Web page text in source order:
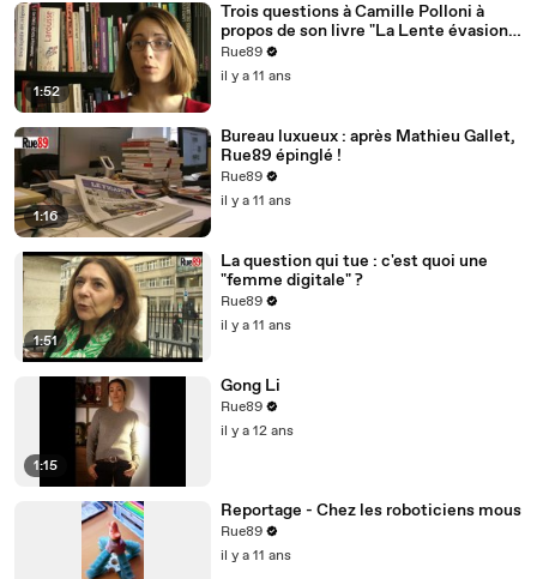
1:52
Trois questions à Camille Polloni à
propos de son livre "La Lente évasion"
(Mars 2015, Premier Parallèle)
Rue89
il y a 11 ans
1:16
Bureau luxueux : après Mathieu Gallet,
Rue89 épinglé !
Rue89
il y a 11 ans
1:51
La question qui tue : c'est quoi une
"femme digitale" ?
Rue89
il y a 11 ans
1:15
Gong Li
Rue89
il y a 12 ans
Reportage - Chez les roboticiens mous
Rue89
il y a 11 ans